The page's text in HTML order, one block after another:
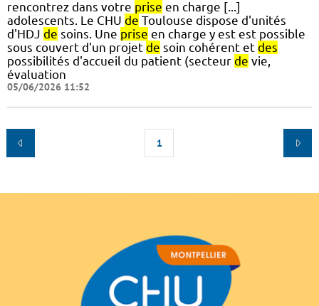
rencontrez dans votre prise en charge [...]
adolescents. Le CHU de Toulouse dispose d'unités
d'HDJ de soins. Une prise en charge y est est possible
sous couvert d'un projet de soin cohérent et des
possibilités d'accueil du patient (secteur de vie,
évaluation
05/06/2026 11:52
1